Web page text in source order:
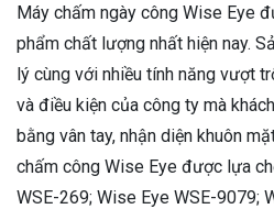
Máy chấm ngày công Wise Eye
phẩm chất lượng nhất hiện nay.
lý cùng với nhiều tính năng vượt
và điều kiện của công ty mà
bằng vân tay, nhận diện khuôn
chấm công Wise Eye được lựa
WSE-269; Wise Eye WSE-9079;